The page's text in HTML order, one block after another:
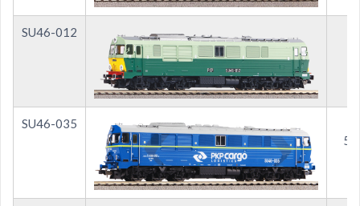
SU46-012
SU46-035